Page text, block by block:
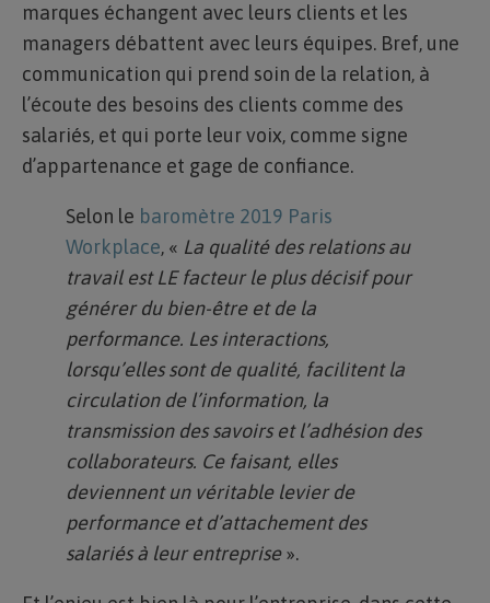
marques échangent avec leurs clients et les
managers débattent avec leurs équipes. Bref, une
communication qui prend soin de la relation, à
l’écoute des besoins des clients comme des
salariés, et qui porte leur voix, comme signe
d’appartenance et gage de confiance.
Selon le baromètre 2019 Paris
Workplace, « La qualité des relations au
travail est LE facteur le plus décisif pour
générer du bien-être et de la
performance. Les interactions,
lorsqu’elles sont de qualité, facilitent la
circulation de l’information, la
transmission des savoirs et l’adhésion des
collaborateurs. Ce faisant, elles
deviennent un véritable levier de
performance et d’attachement des
salariés à leur entreprise».